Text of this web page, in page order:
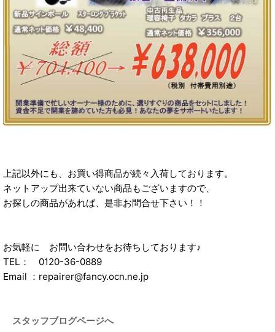
上記以外にも、お買い得商品が続々入荷しております。
ネットアップ出来ていない商品もございますので、
お探しの商品があれば、是非お問合せ下さい！！
お気軽に お問い合わせをお待ちしております♪
TEL： 0120-36-0889
Email ：repairer@fancy.ocn.ne.jp
スタッフブログページへ